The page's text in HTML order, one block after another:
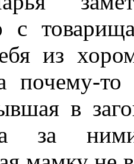
с
из
почему-
в
за